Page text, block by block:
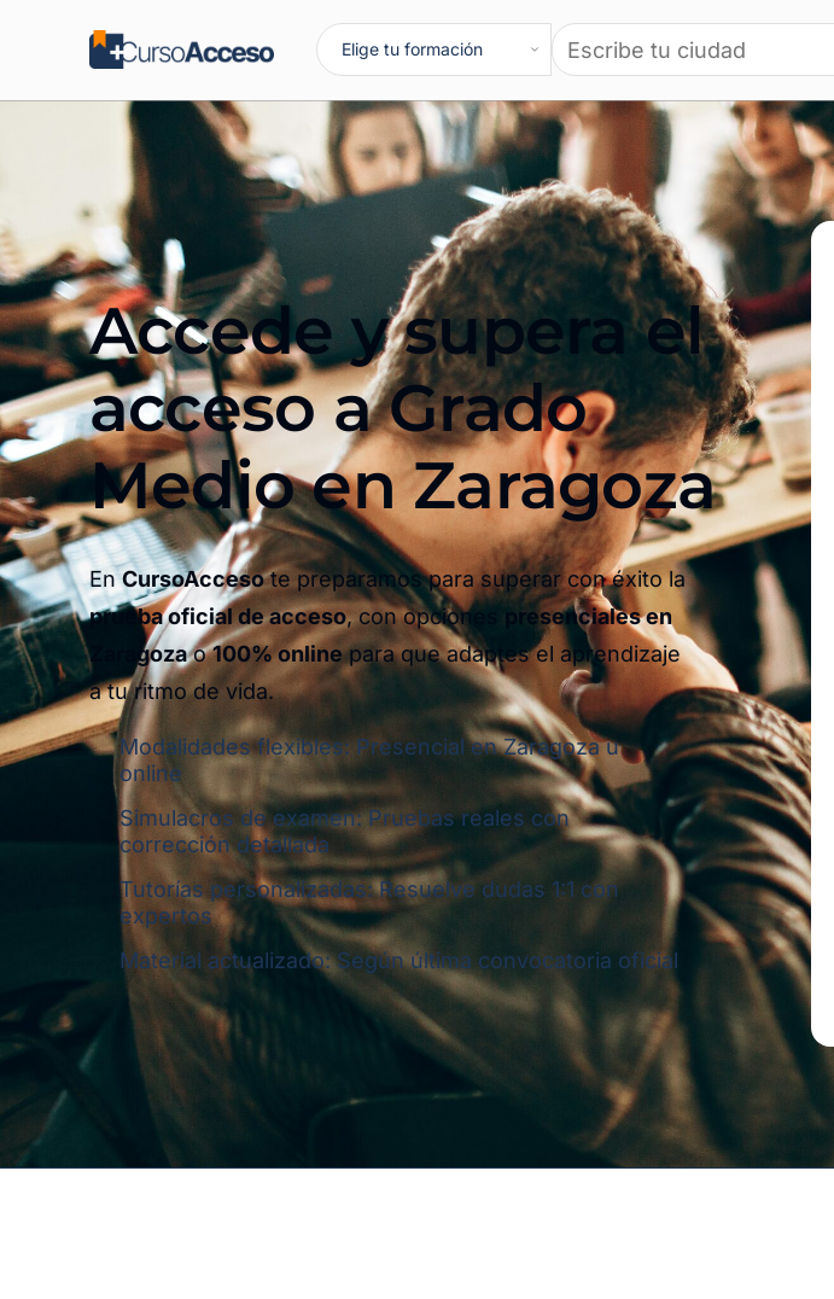
Accede y supera el
acceso a Grado
Medio enZaragoza
EnCursoAccesote preparamos para superar con éxito la
prueba oficial de acceso, con opciones
presenciales en
Zaragozao100% onlinepara que adaptes el aprendizaje
a tu ritmo de vida.
Modalidades flexibles: Presencial en Zaragoza u
online
Simulacros de examen: Pruebas reales con
corrección detallada
Tutorías personalizadas: Resuelve dudas 1:1 con
expertos
Material actualizado: Según última convocatoria oficial